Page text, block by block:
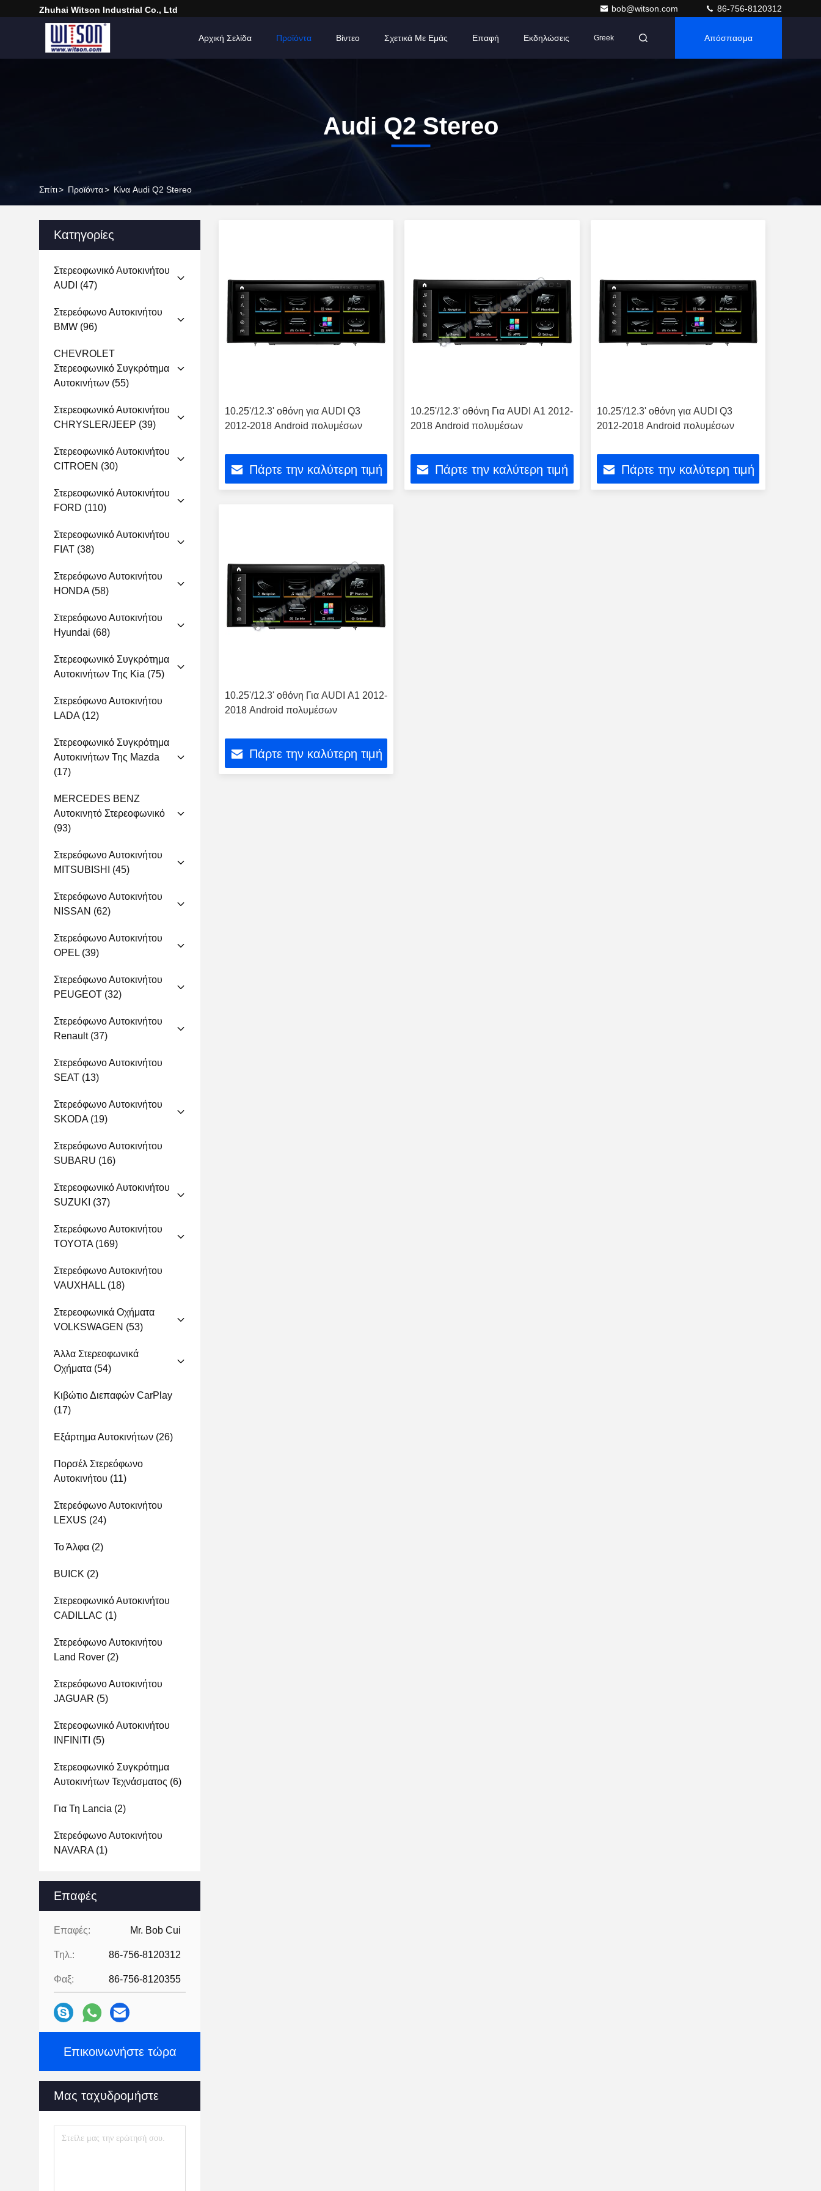
Zhuhai Witson Industrial Co., Ltd bob@witson.com 86-756-8120312
Αρχική Σελίδα Προϊόντα Βίντεο Σχετικά Με Εμάς Επαφή Εκδηλώσεις Greek Απόσπασμα
Audi Q2 Stereo
Σπίτι> Προϊόντα> Κίνα Audi Q2 Stereo
Κατηγορίες
Στερεοφωνικό Αυτοκινήτου
AUDI (47)
Στερεόφωνο Αυτοκινήτου
BMW (96)
CHEVROLET
Στερεοφωνικό Συγκρότημα
Αυτοκινήτων (55)
Στερεοφωνικό Αυτοκινήτου
CHRYSLER/JEEP (39)
Στερεοφωνικό Αυτοκινήτου
CITROEN (30)
Στερεοφωνικό Αυτοκινήτου
FORD (110)
Στερεοφωνικό Αυτοκινήτου
FIAT (38)
Στερεόφωνο Αυτοκινήτου
HONDA(58)
Στερεόφωνο Αυτοκινήτου
Hyundai (68)
Στερεοφωνικό Συγκρότημα
Αυτοκινήτων Της Kia (75)
Στερεόφωνο Αυτοκινήτου
LADA(12)
Στερεοφωνικό Συγκρότημα
Αυτοκινήτων Της Mazda
(17)
MERCEDES BENZ
Αυτοκινητό Στερεοφωνικό
(93)
Στερεόφωνο Αυτοκινήτου
MITSUBISHI
(45)
Στερεόφωνο Αυτοκινήτου
NISSAN (62)
Στερεόφωνο Αυτοκινήτου
OPEL (39)
Στερεόφωνο Αυτοκινήτου
PEUGEOT (32)
Στερεόφωνο Αυτοκινήτου
Renault(37)
Στερεόφωνο Αυτοκινήτου
SEAT (13)
Στερεόφωνο Αυτοκινήτου
SKODA(19)
Στερεόφωνο Αυτοκινήτου
SUBARU (16)
Στερεοφωνικό Αυτοκινήτου
SUZUKI (37)
Στερεόφωνο Αυτοκινήτου
TOYOTA(169)
Στερεόφωνο Αυτοκινήτου
VAUXHALL (18)
Στερεοφωνικά Οχήματα
VOLKSWAGEN (53)
Άλλα Στερεοφωνικά
Οχήματα (54)
Κιβώτιο Διεπαφών CarPlay
(17)
Εξάρτημα Αυτοκινήτων (26)
Πορσέλ Στερεόφωνο
Αυτοκινήτου (11)
Στερεόφωνο Αυτοκινήτου
LEXUS (24)
Το Άλφα (2)
BUICK (2)
Στερεοφωνικό Αυτοκινήτου
CADILLAC (1)
Στερεόφωνο Αυτοκινήτου
Land Rover (2)
Στερεόφωνο Αυτοκινήτου
JAGUAR (5)
Στερεοφωνικό Αυτοκινήτου
INFINITI (5)
Στερεοφωνικό Συγκρότημα
Αυτοκινήτων Τεχνάσματος (6)
Για Τη Lancia (2)
Στερεόφωνο Αυτοκινήτου
NAVARA(1)
Επαφές
Επαφές: Mr. Bob Cui
Τηλ.: 86-756-8120312
Φαξ: 86-756-8120355
Επικοινωνήστε τώρα
Μας ταχυδρομήστε
10.25'/12.3' οθόνη για AUDI Q3
2012-2018 Android πολυμέσων
Πάρτε την καλύτερη τιμή
10.25'/12.3' οθόνη Για AUDI A1 2012-
2018 Android πολυμέσων
Πάρτε την καλύτερη τιμή
10.25'/12.3' οθόνη για AUDI Q3
2012-2018 Android πολυμέσων
Πάρτε την καλύτερη τιμή
10.25'/12.3' οθόνη Για AUDI A1 2012-
2018 Android πολυμέσων
Πάρτε την καλύτερη τιμή